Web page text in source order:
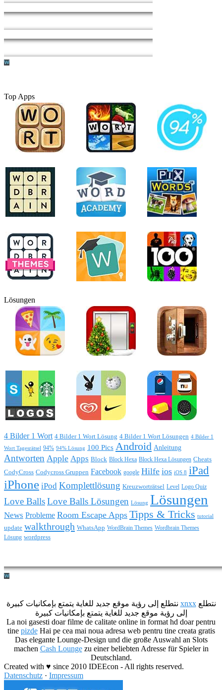
Top Apps
Lösungen
4 Bilder 1 Wort 4 Bilder 1 Wort Lösung 4 Bilder 1 Wort Lösungen 4 Bilder 1
Wort Tagesrätsel 94% 94% Lösung 100 Pics Android Anleitung
Antworten Apple Apps Block Block Hexa Block Hexa Lösungen Cheats
CodyCross Codycross Gruppen Facebook google Hilfe ios iOS 8 iPad
iPhone iPod Komplettlösung Kreuzworträtsel Level Logo Quiz
Love BallsLove Balls Lösungen Lösung Lösungen
News Probleme Room Escape Apps Tipps & Tricks tutorial
update walkthrough WhatsApp WordBrain Themes Wordbrain Themes
Lösung wordpress
xnxxنتطلع
إلى رؤية موقع جديد للغاية يتمتع بإمكانيات كبيرة
La noi gasesti doar filme de calitate online in format hd doar pentru
tine pizdeHai pe cea mai noua adresa web pentru tine creata gratis
Das elegante Lounge-Design und die große Auswahl an Slots
machen Cash Loungezu einer beliebten Adresse für Spieler in
Deutschland.
Created with ♥ since 2010 IDEEcon - All rights reserved.
Datenschutz · Impressum